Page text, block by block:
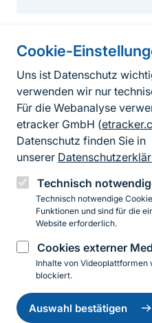
Cookie-
Uns ist Datenschutz
verwenden wir nur
Für die Webanalyse
etracker GmbH (
Datenschutz finden Sie in
unserer
Technisch
Technisch notwendige
Funktionen und sind für die
Website erforderlich.
Cookies externer
Inhalte von Videoplattformen
blockiert.
Auswahl bestätigen
Informationen zur
Fußzeile
Erklärung
InstagramFacebook
© 2026